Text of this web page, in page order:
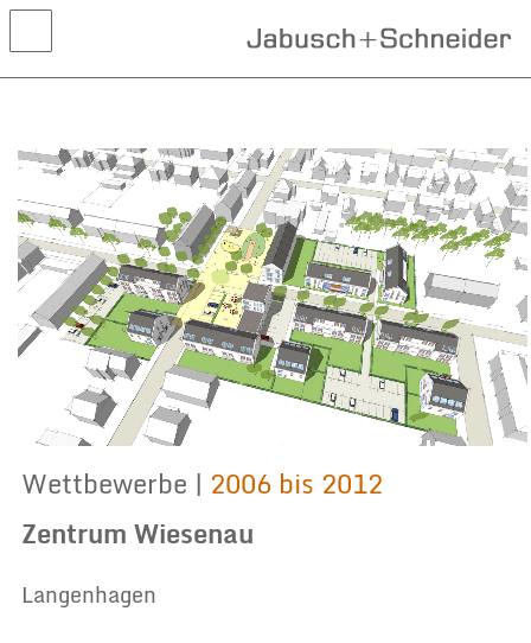
Wettbewerbe | 2006 bis 2012
Zentrum Wiesenau
Langenhagen
Projekte
Wettbewerbe
Leistungen
Kontakt